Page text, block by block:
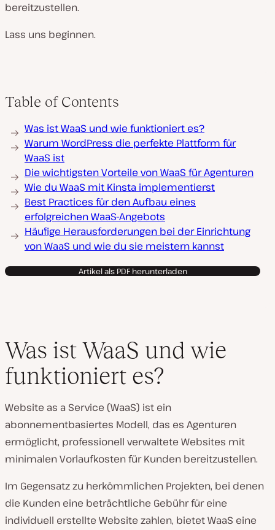
bereitzustellen.
Lass uns beginnen.
Table of Contents
Was ist WaaS und wie funktioniert es?
Warum WordPress die perfekte Plattform für
WaaS ist
Die wichtigsten Vorteile von WaaS für Agenturen
Wie du WaaS mit Kinsta implementierst
Best Practices für den Aufbau eines
erfolgreichen WaaS-Angebots
Häufige Herausforderungen bei der Einrichtung
von WaaS und wie du sie meistern kannst
Artikel als PDF herunterladen
Was ist WaaS und wie
funktioniert es?
Website as a Service (WaaS) ist ein
abonnementbasiertes Modell, das es Agenturen
ermöglicht, professionell verwaltete Websites mit
minimalen Vorlaufkosten für Kunden bereitzustellen.
Im Gegensatz zu herkömmlichen Projekten, bei denen
die Kunden eine beträchtliche Gebühr für eine
individuell erstellte Website zahlen, bietet WaaS eine